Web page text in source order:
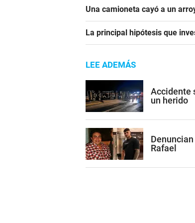
Una camioneta cayó a un
La principal hipótesis que
LEE ADEMÁS
Accidente
un herido
Rafael